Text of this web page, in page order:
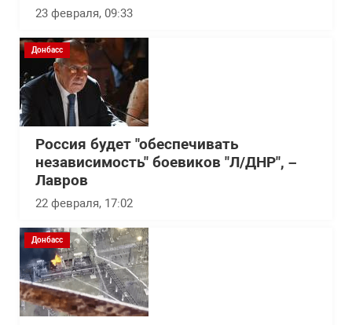
23 февраля, 09:33
Донбасс
Россия будет "обеспечивать
независимость" боевиков "Л/ДНР", –
Лавров
22 февраля, 17:02
Донбасс